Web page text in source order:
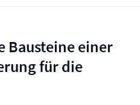
Bausteine einer
für die